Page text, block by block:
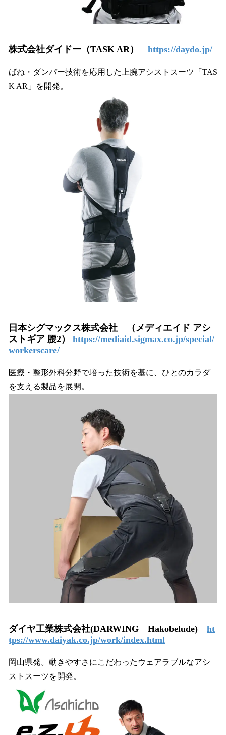
株式会社ダイドー（TASK AR） https://daydo.jp/
ばね・ダンパー技術を応用した上腕アシストスーツ「TAS
K AR」を開発。
日本シグマックス株式会社 （メディエイド アシ
ストギア 腰2） https://mediaid.sigmax.co.jp/special/
workerscare/
医療・整形外科分野で培った技術を基に、ひとのカラダ
を支える製品を展開。
ダイヤ工業株式会社(DARWING Hakobelude) ht
tps://www.daiyak.co.jp/work/index.html
岡山県発。動きやすさにこだわったウェアラブルなアシ
ストスーツを開発。